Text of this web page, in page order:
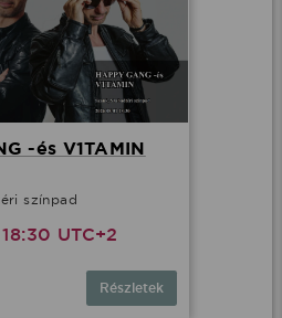
-és V1TAMIN
színpad
UTC+2
Részletek